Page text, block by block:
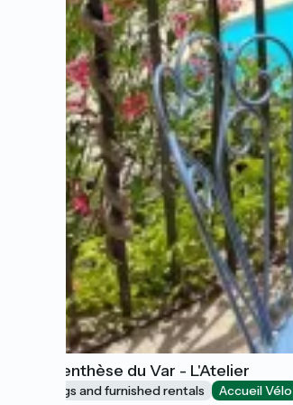
La Parenthèse du Var - L'Atelier
Lodgings and furnished rentals Accueil Vélo